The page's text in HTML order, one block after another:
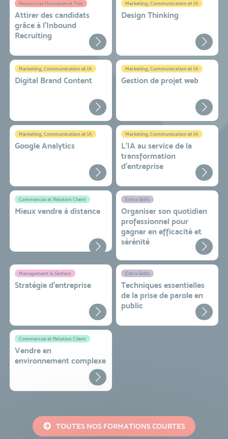
Ressources Humaines et Paie
Attirer des candidats
grâce à l’Inbound
Recruiting
Marketing, Communication et IA
Design Thinking
Marketing, Communication et IA
Digital Brand Content
Marketing, Communication et IA
Gestion de projet web
Marketing, Communication et IA
Google Analytics
Marketing, Communication et IA
L'IA au service de la
transformation
d'entreprise
Commercial et Relation Client
Mieux vendre à distance
Extra Skills
Organiser son quotidien
professionnel pour
gagner en efficacité et
sérénité
Management & Gestion
Stratégie d’entreprise
Extra Skills
Techniques essentielles
de la prise de parole en
public
Commercial et Relation Client
Vendre en
environnement complexe
TOUTES NOS FORMATIONS COURTES